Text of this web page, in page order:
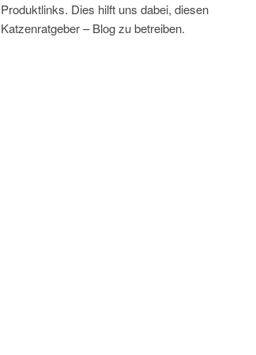
Produktlinks. Dies hilft uns dabei, diesen
Katzenratgeber – Blog zu betreiben.